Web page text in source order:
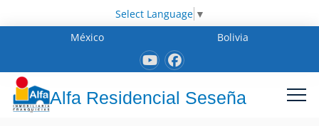
Select Language ▼
México
Bolivia
Alfa Residencial Seseña